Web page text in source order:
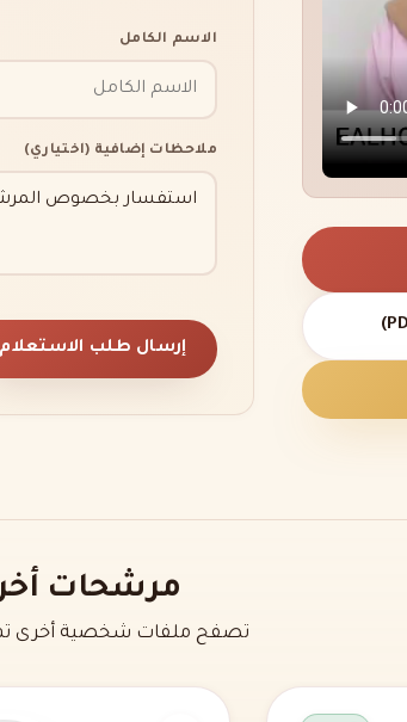
الاسم الكامل
ملاحظات إضافية (اختياري)
إرسال طلب الاستعلام
مرشحات
تصفح ملفات شخصية أخرى تم